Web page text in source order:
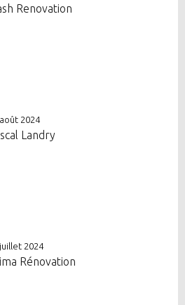
Renovation
2024
Landry
2024
Rénovation